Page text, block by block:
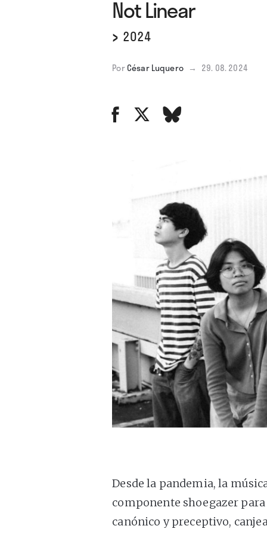
Not Linear
› 2024
Por César Luquero → 29. 08. 2024
Desde la pandemia, la
componente shoegazer
canónico y preceptivo,